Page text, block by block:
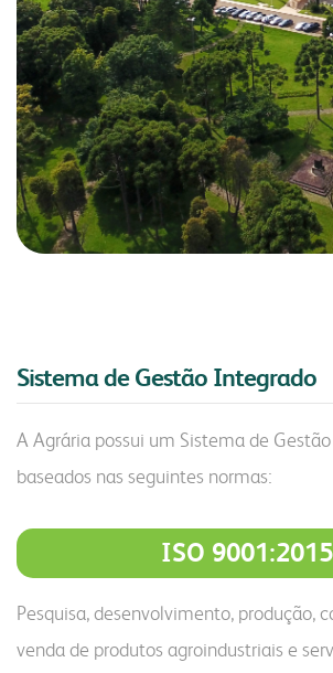
portal do colaborador
portal do crm
fapa radar
portal da privacidade colaborador
trabalhe conosco voltar para inicial
Sistema de Gestão Integrado
A Agrária possui um Sistema de
baseados nas seguintes normas:
ISO 9001:2015
Pesquisa, desenvolvimento, produção,
venda de produtos agroindustriais e